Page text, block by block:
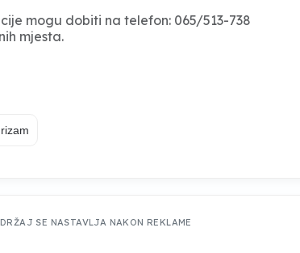
mogu dobiti na telefon: 065/513-738
mjesta.
SE NASTAVLJA NAKON REKLAME